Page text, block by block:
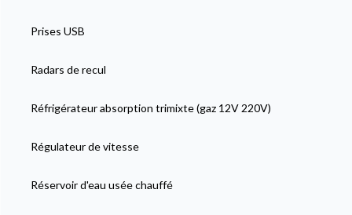
Prises USB
Radars de recul
Réfrigérateur absorption trimixte (gaz 12V 220V)
Régulateur de vitesse
Réservoir d'eau usée chauffé